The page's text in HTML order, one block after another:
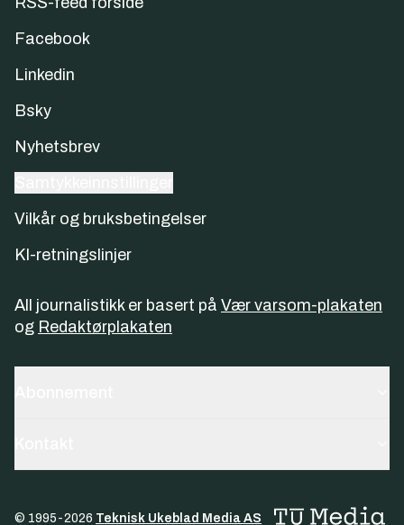
Facebook
Linkedin
Bsky
Nyhetsbrev
Vilkår og bruksbetingelser
KI-retningslinjer
All journalistikk er basert på Vær varsom-plakaten
og Redaktørplakaten
© 1995-2026 Teknisk Ukeblad Media AS